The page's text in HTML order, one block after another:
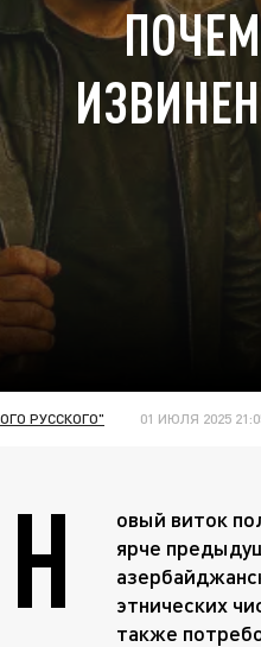
РУССКОГО" 01 ИЮЛЯ 2025
Н
овый виток
ярче
этнических
также